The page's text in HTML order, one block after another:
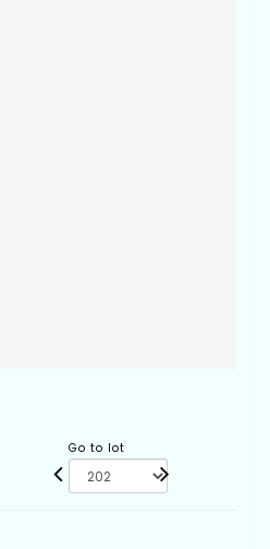
Go to lot